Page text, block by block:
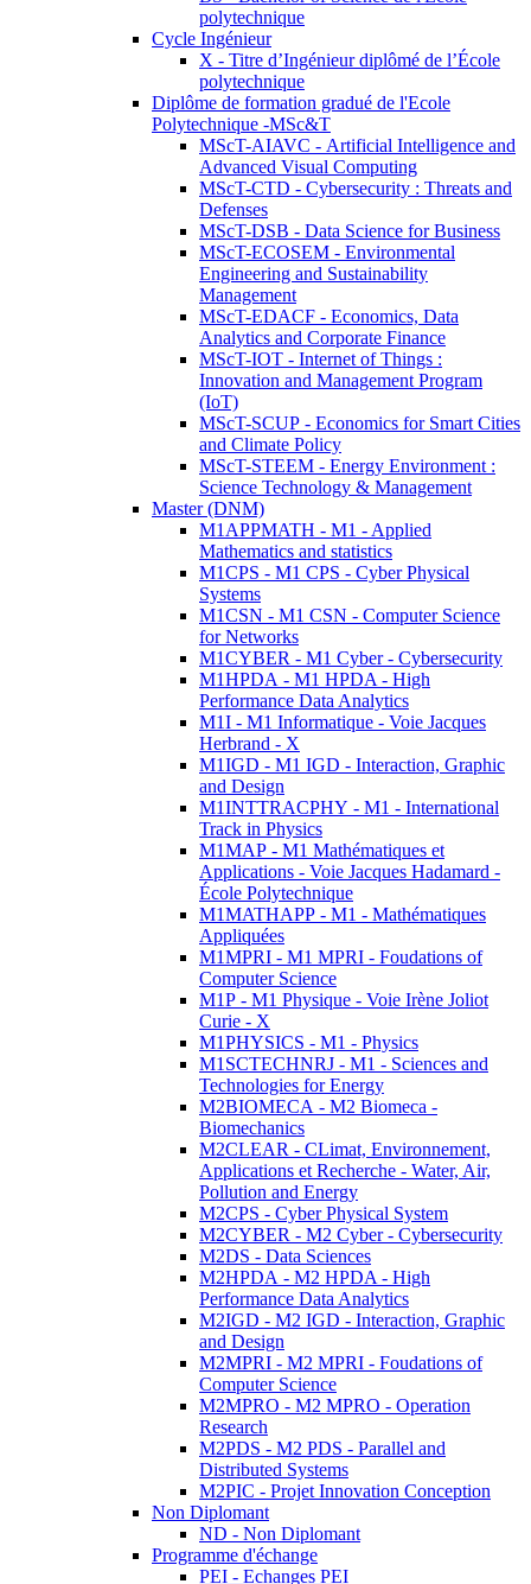
polytechnique
Cycle Ingénieur
X - Titre d’Ingénieur diplômé de l’École
polytechnique
Diplôme de formation gradué de l'Ecole
Polytechnique -MSc&T
MScT-AIAVC - Artificial Intelligence and
Advanced Visual Computing
MScT-CTD - Cybersecurity : Threats and
Defenses
MScT-DSB - Data Science for Business
MScT-ECOSEM - Environmental
Engineering and Sustainability
Management
MScT-EDACF - Economics, Data
Analytics and Corporate Finance
MScT-IOT - Internet of Things :
Innovation and Management Program
(IoT)
MScT-SCUP - Economics for Smart Cities
and Climate Policy
MScT-STEEM - Energy Environment :
Science Technology & Management
Master (DNM)
M1APPMATH - M1 - Applied
Mathematics and statistics
M1CPS - M1 CPS - Cyber Physical
Systems
M1CSN - M1 CSN - Computer Science
for Networks
M1CYBER - M1 Cyber - Cybersecurity
M1HPDA - M1 HPDA - High
Performance Data Analytics
M1I - M1 Informatique - Voie Jacques
Herbrand - X
M1IGD - M1 IGD - Interaction, Graphic
and Design
M1INTTRACPHY - M1 - International
Track in Physics
M1MAP - M1 Mathématiques et
Applications - Voie Jacques Hadamard -
École Polytechnique
M1MATHAPP - M1 - Mathématiques
Appliquées
M1MPRI - M1 MPRI - Foudations of
Computer Science
M1P - M1 Physique - Voie Irène Joliot
Curie - X
M1PHYSICS - M1 - Physics
M1SCTECHNRJ - M1 - Sciences and
Technologies for Energy
M2BIOMECA - M2 Biomeca -
Biomechanics
M2CLEAR - CLimat, Environnement,
Applications et Recherche - Water, Air,
Pollution and Energy
M2CPS - Cyber Physical System
M2CYBER - M2 Cyber - Cybersecurity
M2DS - Data Sciences
M2HPDA - M2 HPDA - High
Performance Data Analytics
M2IGD - M2 IGD - Interaction, Graphic
and Design
M2MPRI - M2 MPRI - Foudations of
Computer Science
M2MPRO - M2 MPRO - Operation
Research
M2PDS - M2 PDS - Parallel and
Distributed Systems
M2PIC - Projet Innovation Conception
Non Diplomant
ND - Non Diplomant
Programme d'échange
PEI - Echanges PEI